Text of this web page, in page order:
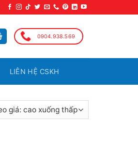
0904.938.569
LIÊN HỆ CSKH